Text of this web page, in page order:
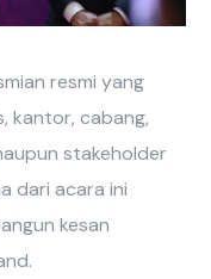
resmi yang
kantor, cabang,
stakeholder
dari acara ini
kesan